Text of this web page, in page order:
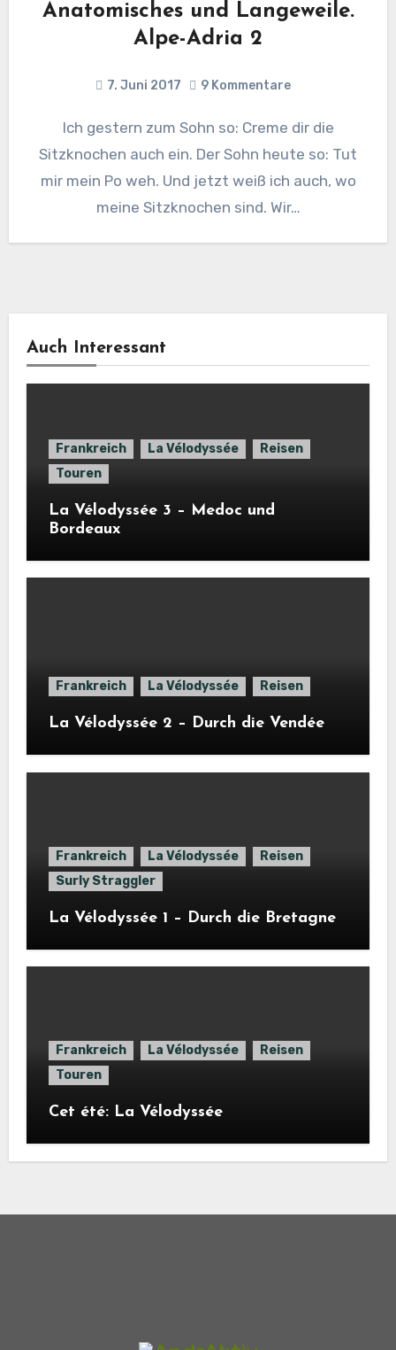
Anatomisches und Langeweile.
Alpe-Adria 2
7. Juni 2017 9 Kommentare
Ich gestern zum Sohn so: Creme dir die
Sitzknochen auch ein. Der Sohn heute so: Tut
mir mein Po weh. Und jetzt weiß ich auch, wo
meine Sitzknochen sind. Wir…
Auch Interessant
Frankreich La Vélodyssée
Reisen
Touren
La Vélodyssée 3 – Medoc und
Bordeaux
Frankreich La Vélodyssée Reisen
La Vélodyssée 2 – Durch die Vendée
Frankreich La Vélodyssée
Reisen
Surly Straggler
La Vélodyssée 1 – Durch die Bretagne
Frankreich La Vélodyssée
Reisen
Touren
Cet été: La Vélodyssée